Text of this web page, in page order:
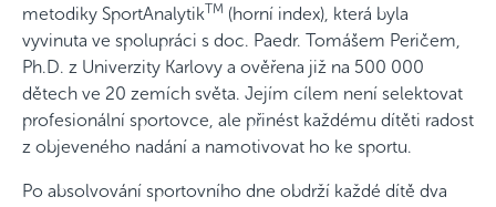
metodiky SportAnalytikTM (horní index), která byla
vyvinuta ve spolupráci s doc. Paedr. Tomášem Peričem,
Ph.D. z Univerzity Karlovy a ověřena již na 500 000
dětech ve 20 zemích světa. Jejím cílem není selektovat
profesionální sportovce, ale přinést každému dítěti radost
z objeveného nadání a namotivovat ho ke sportu.
Po absolvování sportovního dne obdrží každé dítě dva